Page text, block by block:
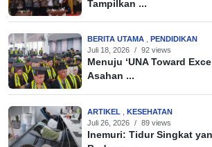
Tampilkan ...
BERITA UTAMA
PENDIDIKAN
Juli 18, 2026 / 92 views
Menuju ‘UNA Toward
Asahan ...
ARTIKEL
KESEHATAN
Juli 26, 2026 / 89 views
Inemuri: Tidur Singkat